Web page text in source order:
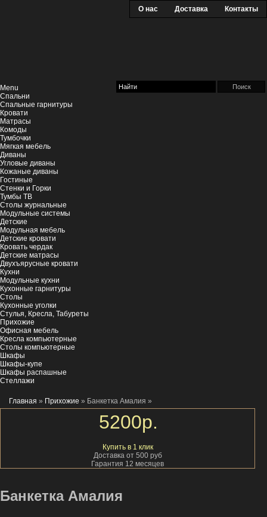
О нас Доставка Контакты
Menu
Спальни
Спальные гарнитуры
Кровати
Матрасы
Комоды
Тумбочки
Мягкая мебель
Диваны
Угловые диваны
Кожаные диваны
Гостиные
Стенки и Горки
Тумбы ТВ
Столы журнальные
Модульные системы
Детские
Модульная мебель
Детские кровати
Кровать чердак
Детские матрасы
Двухъярусные кровати
Кухни
Модульные кухни
Кухонные гарнитуры
Столы
Кухонные уголки
Стулья, Кресла, Табуреты
Прихожие
Офисная мебель
Кресла компьютерные
Столы компьютерные
Шкафы
Шкафы-купе
Шкафы распашные
Стеллажи
Главная » Прихожие » Банкетка Амалия »
5200р.
Купить в 1 клик
Доставка от 500 руб
Гарантия 12 месяцев
Банкетка Амалия